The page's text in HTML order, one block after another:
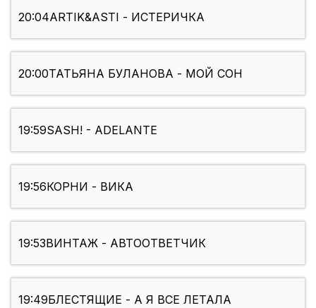
20:04ARTIK&ASTI - ИСТЕРИЧКА
20:00ТАТЬЯНА БУЛАНОВА - МОЙ СОН
19:59SASH! - ADELANTE
19:56КОРНИ - ВИКА
19:53ВИНТАЖ - АВТООТВЕТЧИК
19:49БЛЕСТЯЩИЕ - А Я ВСЕ ЛЕТАЛА